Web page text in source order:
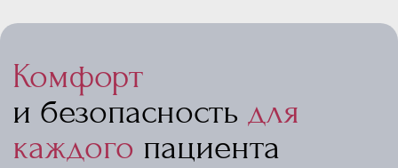
Комфорт
и безопасность для
каждого пациента